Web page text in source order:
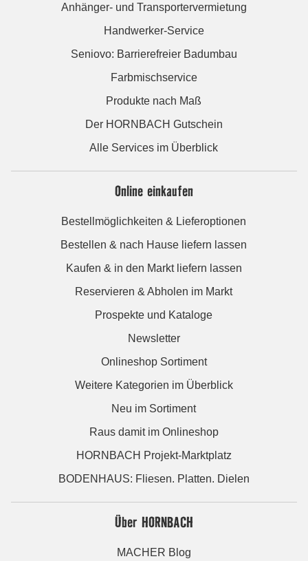
Anhänger- und Transportervermietung
Handwerker-Service
Seniovo: Barrierefreier Badumbau
Farbmischservice
Produkte nach Maß
Der HORNBACH Gutschein
Alle Services im Überblick
Online einkaufen
Bestellmöglichkeiten & Lieferoptionen
Bestellen & nach Hause liefern lassen
Kaufen & in den Markt liefern lassen
Reservieren & Abholen im Markt
Prospekte und Kataloge
Newsletter
Onlineshop Sortiment
Weitere Kategorien im Überblick
Neu im Sortiment
Raus damit im Onlineshop
HORNBACH Projekt-Marktplatz
BODENHAUS: Fliesen. Platten. Dielen
Über HORNBACH
MACHER Blog